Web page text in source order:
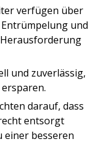
verfügen über
und
und zuverlässig,
darauf, dass
entsorgt
einer besseren